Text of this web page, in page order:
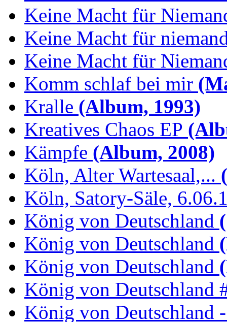
Keine Macht für
Keine Macht für
Keine Macht für
Komm schlaf bei mir
Kralle (Album, 1993)
Kreatives Chaos EP
Kämpfe (Album, 2008)
Köln, Alter Wartesaal,...
Köln, Satory-Säle,
König von Deutschland
König von Deutschland
König von Deutschland
König von Deutschland
König von Deutschland